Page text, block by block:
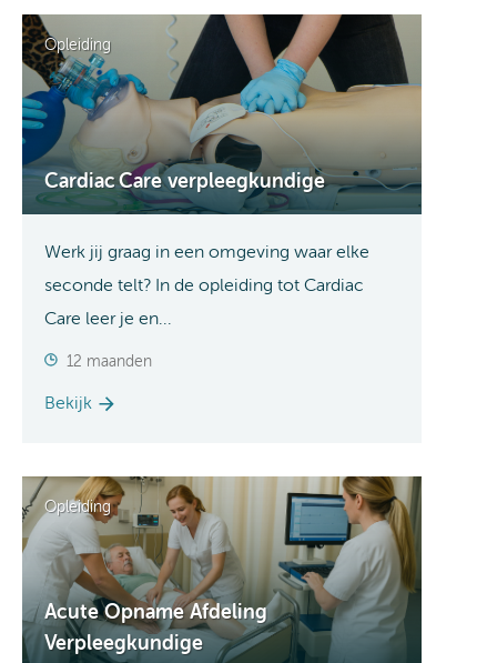
Opleiding
Cardiac Care verpleegkundige
Werk jij graag in een omgeving waar elke
seconde telt? In de opleiding tot Cardiac
Care leer je en...
12 maanden
Bekijk
Opleiding
Acute Opname Afdeling
Verpleegkundige